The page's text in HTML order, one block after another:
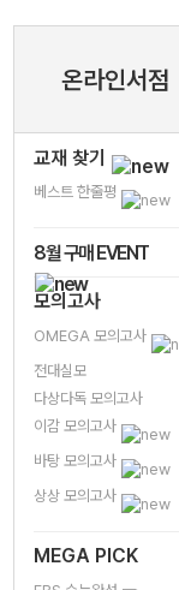
온라인서점
교재 찾기
베스트 한줄평
8월 구매 EVENT
모의고사
OMEGA 모의고사
전대실모
다상다독 모의고사
이감 모의고사
바탕 모의고사
상상 모의고사
MEGA PICK